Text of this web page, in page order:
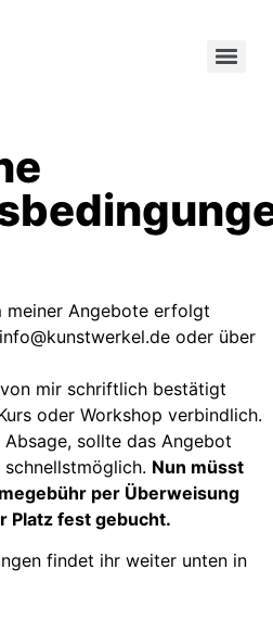
meiner Angebote erfolgt
oder über
mir schriftlich bestätigt
oder Workshop verbindlich.
sollte das Angebot
Nun müsst
per Überweisung
Platz fest gebucht.
findet ihr weiter unten in